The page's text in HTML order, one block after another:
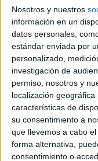
Nosotros y nuestros
información en un
datos personales,
estándar enviada por
personalizado,
investigación de
permiso, nosotros y
localización
características de
su consentimiento a
que llevemos a cabo
forma alternativa,
consentimiento o
podía haber
Basada en el
cuenta como
recuperado de
Schnetzer), un joven
universidad junto
ingresando en la
pasa allí, en nombre
a prueba a los dos
brutal.